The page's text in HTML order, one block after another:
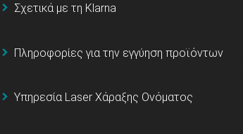
Σχετικά με τη Klarna
Πληροφορίες για την εγγύηση προϊόντων
Υπηρεσία Laser Χάραξης Ονόματος